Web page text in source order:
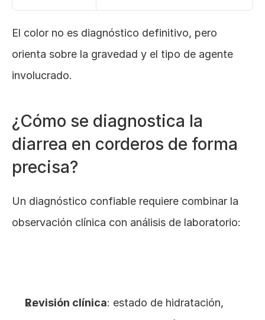
El color no es diagnóstico definitivo, pero
orienta sobre la gravedad y el tipo de agente
involucrado.
¿Cómo se diagnostica la
diarrea en corderos de forma
precisa?
Un diagnóstico confiable requiere combinar la
observación clínica con análisis de laboratorio:
Revisión clínica: estado de hidratación,